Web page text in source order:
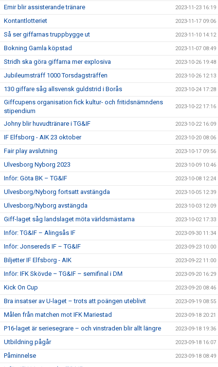
Emir blir assisterande tränare 2023-11-23 16:19
Kontantlotteriet 2023-11-17 09:06
Så ser giffarnas truppbygge ut 2023-11-10 14:12
Bokning Gamla köpstad 2023-11-07 08:49
Stridh ska göra giffarna mer explosiva 2023-10-26 19:48
Jubileumsträff 1000 Torsdagsträffen 2023-10-26 12:13
130 giffare såg allsvensk guldstrid i Borås 2023-10-24 17:28
Giffcupens organisation fick kultur- och fritidsnämndens
stipendium
2023-10-22 17:16
Johny blir huvudtränare i TG&IF 2023-10-22 16:09
IF Elfsborg - AIK 23 oktober 2023-10-20 08:06
Fair play avslutning 2023-10-17 09:56
Ulvesborg Nyborg 2023 2023-10-09 10:46
Inför: Göta BK – TG&IF 2023-10-08 12:24
Ulvesborg/Nyborg fortsatt avstängda 2023-10-05 12:39
Ulvesborg/Nyborg avstängda 2023-10-03 12:09
Giff-laget såg landslaget möta världsmästarna 2023-10-02 17:33
Inför: TG&IF – Alingsås IF 2023-09-30 11:34
Inför: Jonsereds IF – TG&IF 2023-09-23 10:00
Biljetter IF Elfsborg - AIK 2023-09-22 11:00
Inför: IFK Skövde – TG&IF – semifinal i DM 2023-09-20 16:29
Kick On Cup 2023-09-20 08:46
Bra insatser av U-laget – trots att poängen uteblivit 2023-09-19 08:55
Målen från matchen mot IFK Mariestad 2023-09-18 20:21
P16-laget är seriesegrare – och vinstraden blir allt längre 2023-09-18 19:36
Utbildning pågår 2023-09-18 16:07
Påminnelse 2023-09-18 08:49